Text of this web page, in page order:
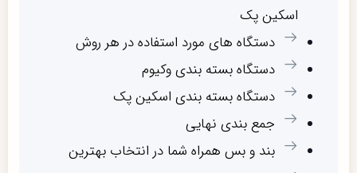
اسکین پک
دستگاه های مورد استفاده در هر روش
دستگاه بسته بندی وکیوم
دستگاه بسته بندی اسکین پک
جمع بندی نهایی
بند و بس همراه شما در انتخاب بهترین